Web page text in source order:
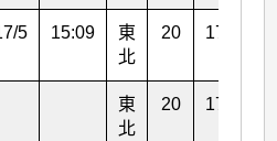
5 15:09
東
北
20 17/5
東
北
20 17/5